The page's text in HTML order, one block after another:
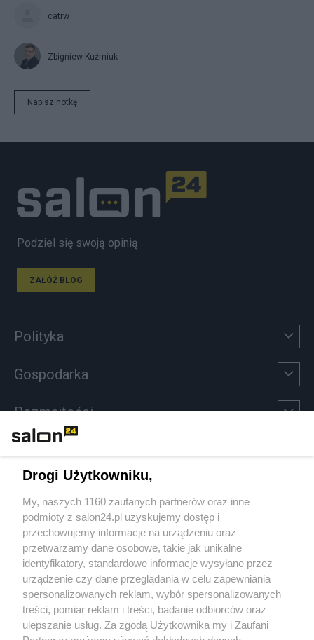
catrw
Zbigniew Kuźmiuk
Napisz notkę
Podziel się swoją opinią
ZAŁÓŻ BLOG
Polityka
Gospodarka
Rozmaitości
Sport
Społeczeństwo
Kultura
X Facebook Instagram Youtube
Drogi Użytkowniku,
My, naszych 1160 zaufanych partnerów oraz inne
podmioty z salon24.pl uzyskujemy dostęp i
przechowujemy informacje na urządzeniu oraz
przetwarzamy dane osobowe, takie jak unikalne
identyfikatory, standardowe informacje wysyłane przez
urządzenie czy dane przeglądania w celu zapewniania
spersonalizowanych reklam, wybór spersonalizowanych
treści, pomiar reklam i treści, badanie odbiorców oraz
ulepszanie usług. Za zgodą Użytkownika my i Zaufani